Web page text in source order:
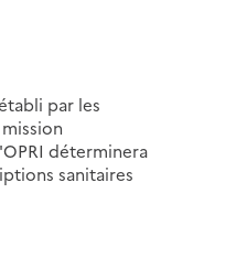
par les
déterminera
sanitaires